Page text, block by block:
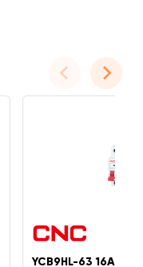
YCB9HL-63 16А